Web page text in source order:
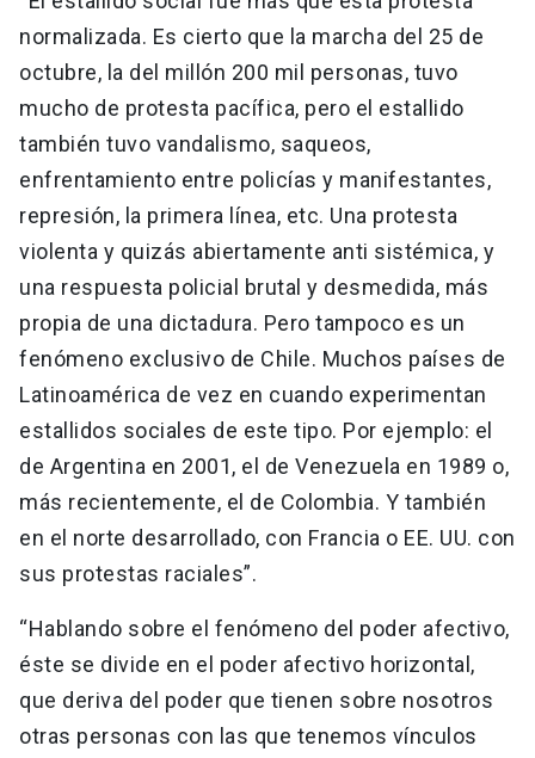
normalizada. Es cierto que la marcha del 25 de
octubre, la del millón 200 mil personas, tuvo
mucho de protesta pacífica, pero el estallido
también tuvo vandalismo, saqueos,
enfrentamiento entre policías y manifestantes,
represión, la primera línea, etc. Una protesta
violenta y quizás abiertamente anti sistémica, y
una respuesta policial brutal y desmedida, más
propia de una dictadura. Pero tampoco es un
fenómeno exclusivo de Chile. Muchos países de
Latinoamérica de vez en cuando experimentan
estallidos sociales de este tipo. Por ejemplo: el
de Argentina en 2001, el de Venezuela en 1989 o,
más recientemente, el de Colombia. Y también
en el norte desarrollado, con Francia o EE. UU. con
sus protestas raciales”.
“Hablando sobre el fenómeno del poder afectivo,
éste se divide en el poder afectivo horizontal,
que deriva del poder que tienen sobre nosotros
otras personas con las que tenemos vínculos